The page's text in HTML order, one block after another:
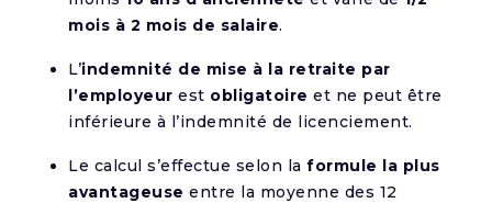
mois à 2 mois de salaire.
L’indemnité de mise à la retraite par
l’employeur est obligatoire et ne peut être
inférieure à l’indemnité de licenciement.
Le calcul s’effectue selon laformule la plus
avantageuse entre la moyenne des 12